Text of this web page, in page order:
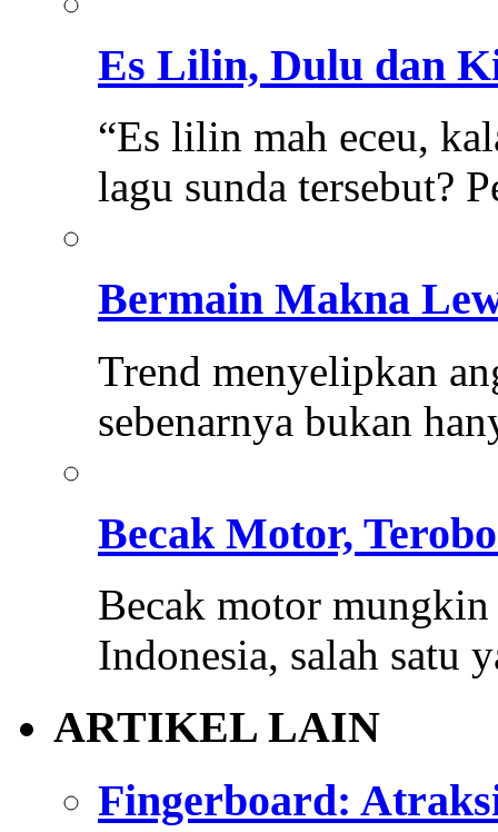
Es Lilin, Dulu dan
“Es lilin mah eceu,
lagu sunda tersebut?
Bermain Makna
Trend menyelipkan
sebenarnya bukan
Becak Motor,
Becak motor
Indonesia, salah satu
ARTIKEL LAIN
Fingerboard: